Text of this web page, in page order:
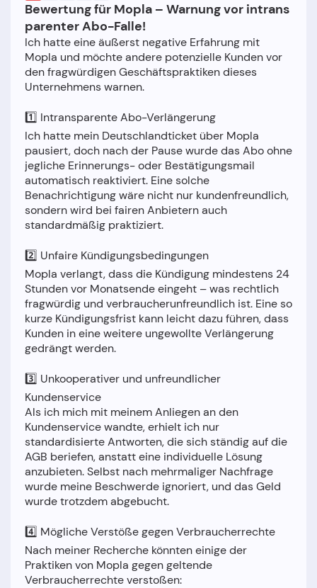
Bewertung für Mopla – Warnung vor intrans
parenter Abo-Falle!
Ich hatte eine äußerst negative Erfahrung mit
Mopla und möchte andere potenzielle Kunden vor
den fragwürdigen Geschäftspraktiken dieses
Unternehmens warnen.
1️⃣ Intransparente Abo-Verlängerung
Ich hatte mein Deutschlandticket über Mopla
pausiert, doch nach der Pause wurde das Abo ohne
jegliche Erinnerungs- oder Bestätigungsmail
automatisch reaktiviert. Eine solche
Benachrichtigung wäre nicht nur kundenfreundlich,
sondern wird bei fairen Anbietern auch
standardmäßig praktiziert.
2️⃣ Unfaire Kündigungsbedingungen
Mopla verlangt, dass die Kündigung mindestens 24
Stunden vor Monatsende eingeht – was rechtlich
fragwürdig und verbraucherunfreundlich ist. Eine so
kurze Kündigungsfrist kann leicht dazu führen, dass
Kunden in eine weitere ungewollte Verlängerung
gedrängt werden.
3️⃣ Unkooperativer und unfreundlicher
Kundenservice
Als ich mich mit meinem Anliegen an den
Kundenservice wandte, erhielt ich nur
standardisierte Antworten, die sich ständig auf die
AGB beriefen, anstatt eine individuelle Lösung
anzubieten. Selbst nach mehrmaliger Nachfrage
wurde meine Beschwerde ignoriert, und das Geld
wurde trotzdem abgebucht.
4️⃣ Mögliche Verstöße gegen Verbraucherrechte
Nach meiner Recherche könnten einige der
Praktiken von Mopla gegen geltende
Verbraucherrechte verstoßen: